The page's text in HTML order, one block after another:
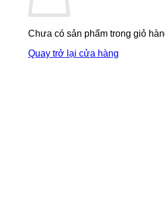
Chưa có sản phẩm trong giỏ
Quay trở lại cửa hàng